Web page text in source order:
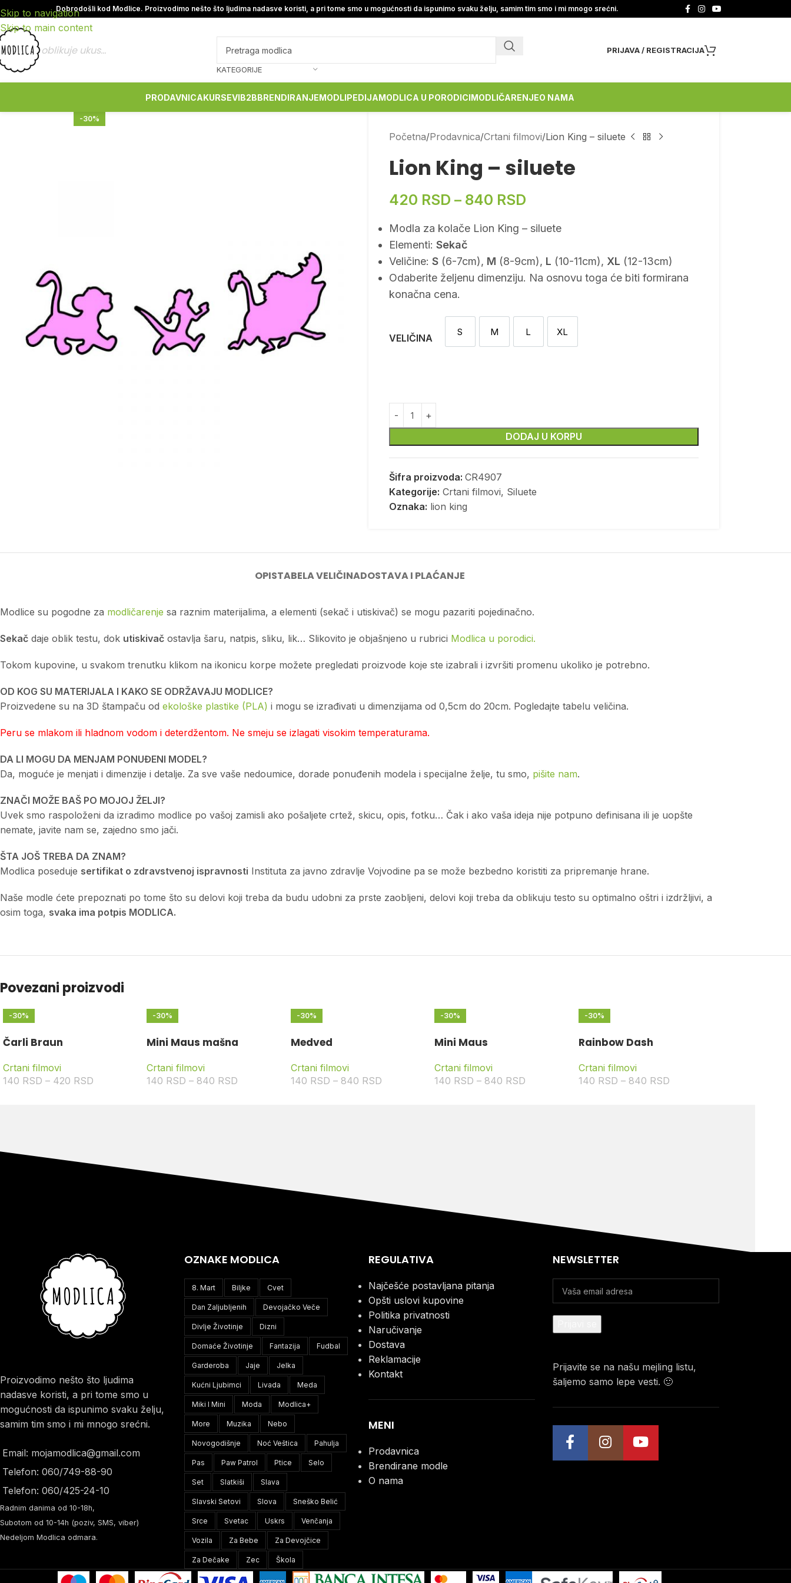
Skip to navigation
Skip to main content
Dobrodošli kod Modlice. Proizvodimo nešto što ljudima nadasve koristi, a pri tome smo u mogućnosti da ispunimo svaku želju, samim tim smo i mi mnogo srećni.
oblikuje ukus...
KATEGORIJE
PRIJAVA / REGISTRACIJA
PRODAVNICAKURSEVIB2BBRENDIRANJEMODLIPEDIJAMODLICA U PORODICIMODLIČARENJEO NAMA
-30%
Početna Prodavnica Crtani filmovi Lion King – siluete
Lion King – siluete
420 RSD – 840 RSD
Modla za kolače Lion King – siluete
Elementi: Sekač
Veličine: S(6-7cm), M (8-9cm), L (10-11cm), XL (12-13cm)
Odaberite željenu dimenziju. Na osnovu toga će biti formirana
konačna cena.
VELIČINA
S
S M
M LL XL
XL
DODAJ U KORPU
Šifra proizvoda: CR4907
Kategorije: Crtani filmovi, Siluete
Oznaka: lion king
OPISTABELA VELIČINADOSTAVA I PLAĆANJE
Modlice su pogodne za modličarenje sa raznim materijalima, a elementi (sekač i utiskivač) se mogu pazariti pojedinačno.
Sekač daje oblik testu, dok utiskivač ostavlja šaru, natpis, sliku, lik… Slikovito je objašnjeno u rubrici Modlica u porodici.
Tokom kupovine, u svakom trenutku klikom na ikonicu korpe možete pregledati proizvode koje ste izabrali i izvršiti promenu ukoliko je potrebno.
OD KOG SU MATERIJALA I KAKO SE ODRŽAVAJU MODLICE?
Proizvedene su na 3D štampaču od ekološke plastike (PLA) i mogu se izrađivati u dimenzijama od 0,5cm do 20cm. Pogledajte tabelu veličina.
Peru se mlakom ili hladnom vodom i deterdžentom. Ne smeju se izlagati visokim temperaturama.
DA LI MOGU DA MENJAM PONUĐENI MODEL?
Da, moguće je menjati i dimenzije i detalje. Za sve vaše nedoumice, dorade ponuđenih modela i specijalne želje, tu smo, pišite nam.
ZNAČI MOŽE BAŠ PO MOJOJ ŽELJI?
Uvek smo raspoloženi da izradimo modlice po vašoj zamisli ako pošaljete crtež, skicu, opis, fotku… Čak i ako vaša ideja nije potpuno definisana ili je uopšte
nemate, javite nam se, zajedno smo jači.
ŠTA JOŠ TREBA DA ZNAM?
Modlica poseduje sertifikat o zdravstvenoj ispravnosti Instituta za javno zdravlje Vojvodine pa se može bezbedno koristiti za pripremanje hrane.
Naše modle ćete prepoznati po tome što su delovi koji treba da budu udobni za prste zaobljeni, delovi koji treba da oblikuju testo su optimalno oštri i izdržljivi, a
osim toga, svaka ima potpis MODLICA.
Povezani proizvodi
-30%
Čarli Braun
Crtani filmovi
140 RSD – 420 RSD
-30%
Mini Maus mašna
Crtani filmovi
140 RSD – 840 RSD
-30%
Medved
Crtani filmovi
140 RSD – 840 RSD
-30%
Mini Maus
Crtani filmovi
140 RSD – 840 RSD
-30%
Rainbow Dash
Crtani filmovi
140 RSD – 840 RSD
Proizvodimo nešto što ljudima
nadasve koristi, a pri tome smo u
mogućnosti da ispunimo svaku želju,
samim tim smo i mi mnogo srećni.
Email: mojamodlica@gmail.com
Telefon: 060/749-88-90
Telefon: 060/425-24-10
Radnim danima od 10-18h,
Subotom od 10-14h (poziv, SMS, viber)
Nedeljom Modlica odmara.
OZNAKE MODLICA
8. Mart Biljke Cvet
Dan Zaljubljenih Devojačko Veče
Divlje Životinje Dizni
Domaće Životinje Fantazija Fudbal
Garderoba Jaje Jelka
Kućni Ljubimci Livada Meda
Miki I Mini Moda Modlica+
More Muzika Nebo
Novogodišnje Noć Veštica Pahulja
Pas Paw Patrol Ptice Selo
Set Slatkiši Slava
Slavski Setovi Slova Sneško Belić
Srce Svetac Uskrs Venčanja
Vozila Za Bebe Za Devojčice
Za Dečake Zec Škola
REGULATIVA
Najčešće postavljana pitanja
Opšti uslovi kupovine
Politika privatnosti
Naručivanje
Dostava
Reklamacije
Kontakt
MENI
Prodavnica
Brendirane modle
O nama
NEWSLETTER
Prijavite se na našu mejling listu,
šaljemo samo lepe vesti. 🙂